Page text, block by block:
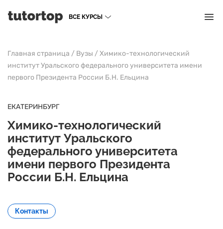
ВСЕ КУРСЫ
Главная страница / Вузы /Химико-технологический
институт Уральского федерального университета имени
первого Президента России Б.Н. Ельцина
ЕКАТЕРИНБУРГ
Химико-технологический
институт Уральского
федерального университета
имени первого Президента
России Б.Н. Ельцина
Контакты